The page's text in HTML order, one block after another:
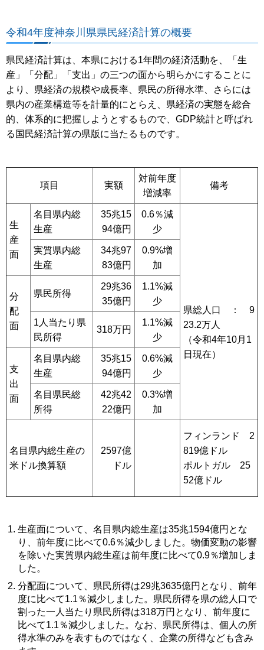
令和4年度神奈川県県民経済計算の概要
県民経済計算は、本県における1年間の経済活動を、「生
産」「分配」「支出」の三つの面から明らかにすることに
より、県経済の規模や成長率、県民の所得水準、さらには
県内の産業構造等を計量的にとらえ、県経済の実態を総合
的、体系的に把握しようとするもので、GDP統計と呼ばれ
る国民経済計算の県版に当たるものです。
項目 実額
対前年度
増減率
備考
生
産
面
名目県内総
生産
35兆15
94億円
0.6％減
少
県総人口 ： 9
23.2万人
（令和4年10月1
日現在）
実質県内総
生産
34兆97
83億円
0.9%増
加
分
配
面
県民所得
29兆36
35億円
1.1%減
少
1人当たり県
民所得
318万円
1.1%減
少
支
出
面
名目県内総
生産
35兆15
94億円
0.6%減
少
名目県民総
所得
42兆42
22億円
0.3%増
加
名目県内総生産の
米ドル換算額
2597億
ドル
フィンランド 2
819億ドル
ポルトガル 25
52億ドル
生産面について、名目県内総生産は35兆1594億円とな
り、前年度に比べて0.6％減少しました。物価変動の影響
を除いた実質県内総生産は前年度に比べて0.9％増加しま
した。
分配面について、県民所得は29兆3635億円となり、前年
度に比べて1.1％減少しました。県民所得を県の総人口で
割った一人当たり県民所得は318万円となり、前年度に
比べて1.1％減少しました。なお、県民所得は、個人の所
得水準のみを表すものではなく、企業の所得なども含み